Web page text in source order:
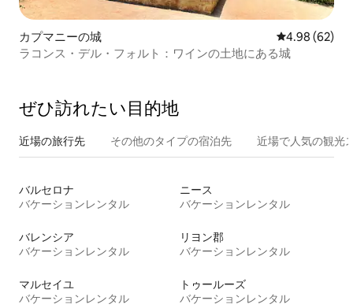
カプマニーの城 レビュー62
4.98 (62)
ラコンス・デル・フォルト：ワインの土地にある城
ぜひ訪⁠れ⁠た⁠い目⁠的⁠地
近場の旅行先 その他のタ⁠イ⁠プ⁠の宿⁠泊⁠先 近場で人気の観光
バルセロナ
バケーションレンタル
ニース
バケーションレンタル
バレンシア
バケーションレンタル
リヨン郡
バケーションレンタル
マルセイユ
バケーションレンタル
トゥールーズ
バケーションレンタル